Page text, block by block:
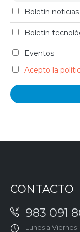
Boletín noticias
Boletín
Eventos
Acepto la
CONTACTO
983 091
Lunes a Viernes